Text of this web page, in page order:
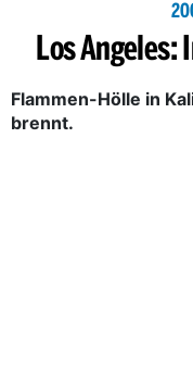
Los
Flammen-Hölle in
brennt.